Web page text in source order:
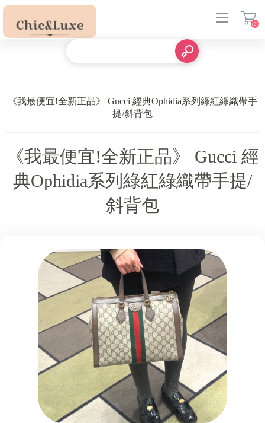
(0)
《我最便宜!全新正品》 Gucci 經典Ophidia系列綠紅綠織帶手
提/斜背包
《我最便宜!全新正品》 Gucci 經
典Ophidia系列綠紅綠織帶手提/
斜背包